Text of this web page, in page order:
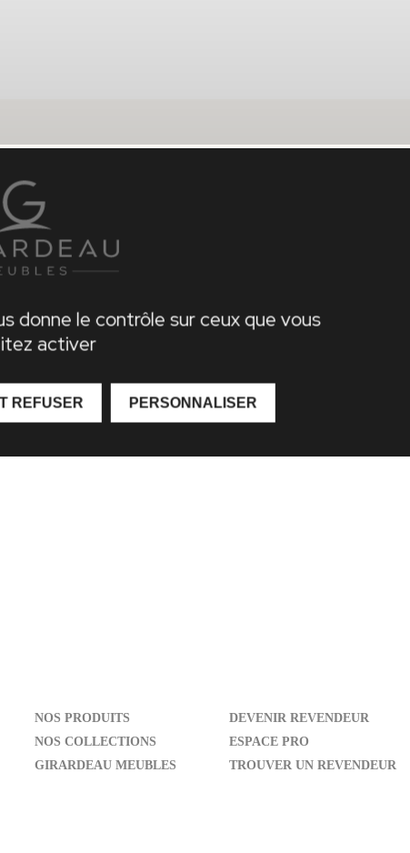
NOS PRODUITS
NOS COLLECTIONS
GIRARDEAU MEUBLES
DEVENIR REVENDEUR
ESPACE PRO
TROUVER UN REVENDEUR
donne le contrôle sur ceux que vous
activer
REFUSER PERSONNALISER